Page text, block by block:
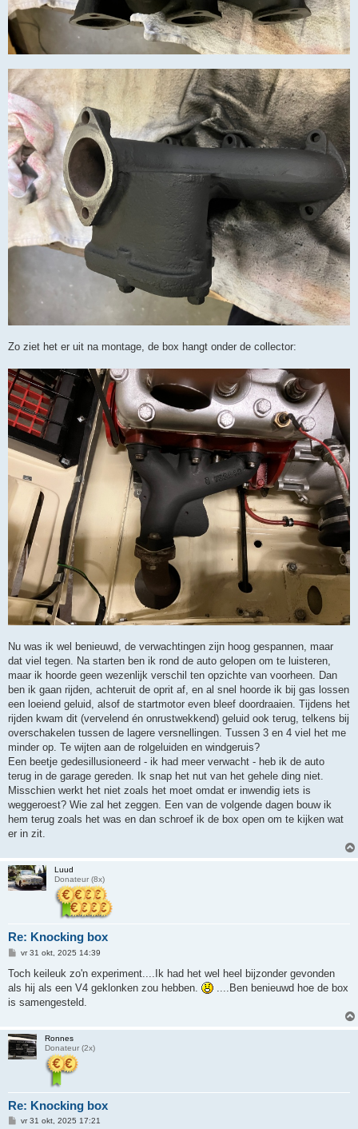
Zo ziet het er uit na montage, de box hangt onder de collector:
Nu was ik wel benieuwd, de verwachtingen zijn hoog gespannen, maar
dat viel tegen. Na starten ben ik rond de auto gelopen om te luisteren,
maar ik hoorde geen wezenlijk verschil ten opzichte van voorheen. Dan
ben ik gaan rijden, achteruit de oprit af, en al snel hoorde ik bij gas lossen
een loeiend geluid, alsof de startmotor even bleef doordraaien. Tijdens het
rijden kwam dit (vervelend én onrustwekkend) geluid ook terug, telkens bij
overschakelen tussen de lagere versnellingen. Tussen 3 en 4 viel het me
minder op. Te wijten aan de rolgeluiden en windgeruis?
Een beetje gedesillusioneerd - ik had meer verwacht - heb ik de auto
terug in de garage gereden. Ik snap het nut van het gehele ding niet.
Misschien werkt het niet zoals het moet omdat er inwendig iets is
weggeroest? Wie zal het zeggen. Een van de volgende dagen bouw ik
hem terug zoals het was en dan schroef ik de box open om te kijken wat
er in zit.
Luud
Donateur (8x)
Re: Knocking box
B
r
c
h
vr 31 okt, 2025 14:39
Toch keileuk zo'n experiment....Ik had het wel heel bijzonder gevonden
als hij als een V4 geklonken zou hebben.
....Ben benieuwd hoe de box
is samengesteld.
Ronnes
Donateur (2x)
Re: Knocking box
Bvr 31 okt, 2025 17:21